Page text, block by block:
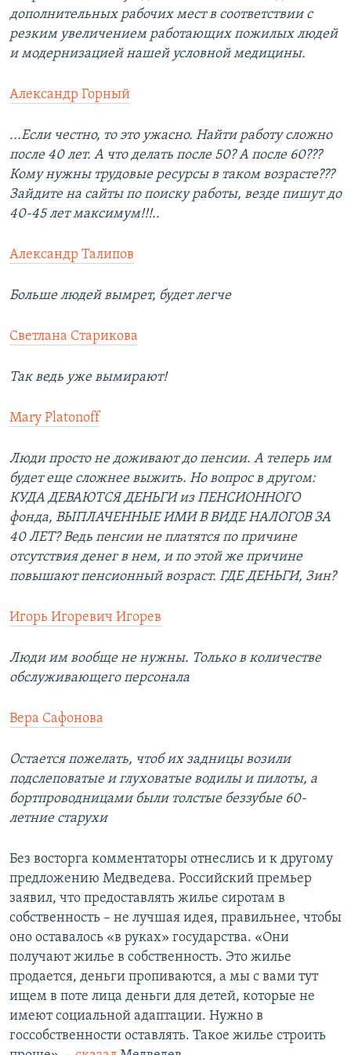
дополнительных рабочих мест в соответствии с
резким увеличением работающих пожилых людей
и модернизацией нашей условной медицины.
Александр Горный
...Если честно, то это ужасно. Найти работу сложно
после 40 лет. А что делать после 50? А после 60???
Кому нужны трудовые ресурсы в таком возрасте???
Зайдите на сайты по поиску работы, везде пишут до
40-45 лет максимум!!!..
Александр Талипов
Больше людей вымрет, будет легче
Светлана Старикова
Так ведь уже вымирают!
Mary Platonoff
Люди просто не доживают до пенсии. А теперь им
будет еще сложнее выжить. Но вопрос в другом:
КУДА ДЕВАЮТСЯ ДЕНЬГИ из ПЕНСИОННОГО
фонда, ВЫПЛАЧЕННЫЕ ИМИ В ВИДЕ НАЛОГОВ ЗА
40 ЛЕТ? Ведь пенсии не платятся по причине
отсутствия денег в нем, и по этой же причине
повышают пенсионный возраст. ГДЕ ДЕНЬГИ, Зин?
Игорь Игоревич Игорев
Люди им вообще не нужны. Только в количестве
обслуживающего персонала
Вера Сафонова
Остается пожелать, чтоб их задницы возили
подслеповатые и глуховатые водилы и пилоты, а
бортпроводницами были толстые беззубые 60-
летние старухи
Без восторга комментаторы отнеслись и к другому
предложению Медведева. Российский премьер
заявил, что предоставлять жилье сиротам в
собственность – не лучшая идея, правильнее, чтобы
оно оставалось «в руках» государства. «Они
получают жилье в собственность. Это жилье
продается, деньги пропиваются, а мы с вами тут
ищем в поте лица деньги для детей, которые не
имеют социальной адаптации. Нужно в
госсобственности оставлять. Такое жилье строить